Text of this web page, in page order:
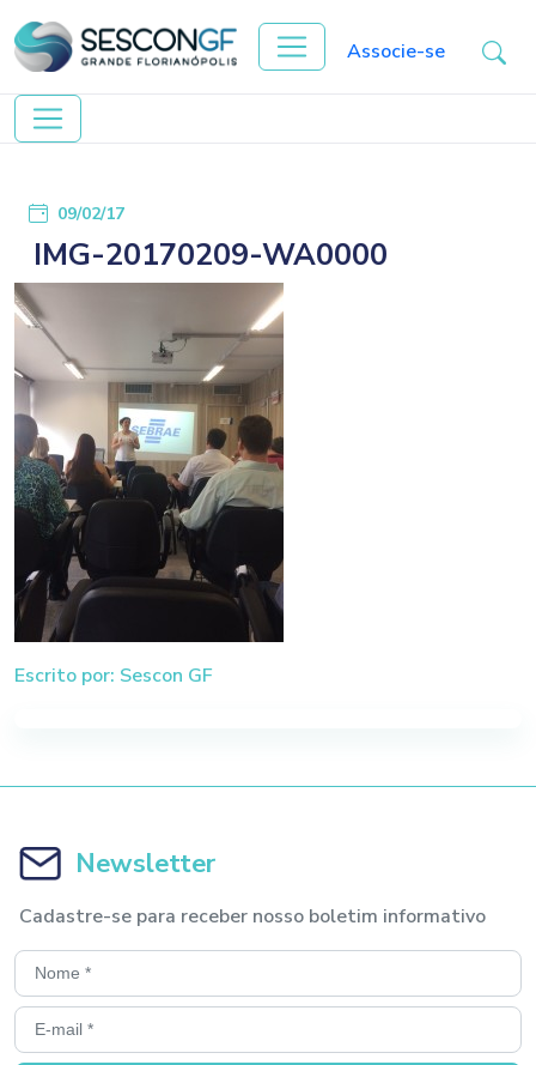
Associe-se
09/02/17
IMG-20170209-WA0000
Escrito por: Sescon GF
Newsletter
Cadastre-se para receber nosso boletim informativo